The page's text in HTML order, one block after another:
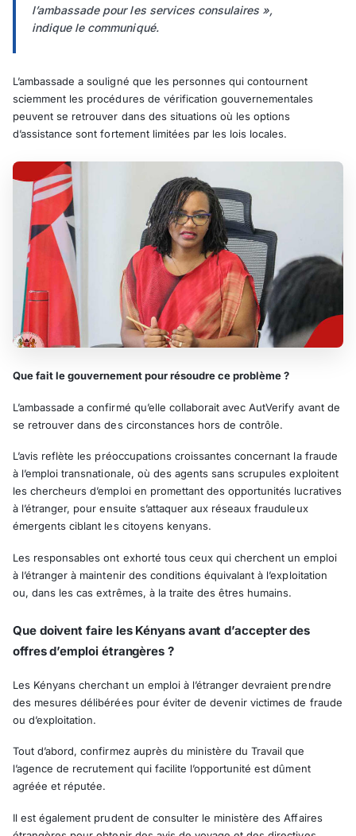
l’ambassade pour les services consulaires »,
indique le communiqué.
L’ambassade a souligné que les personnes qui contournent
sciemment les procédures de vérification gouvernementales
peuvent se retrouver dans des situations où les options
d’assistance sont fortement limitées par les lois locales.
Que fait le gouvernement pour résoudre ce problème ?
L’ambassade a confirmé qu’elle collaborait avec AutVerify avant de
se retrouver dans des circonstances hors de contrôle.
L’avis reflète les préoccupations croissantes concernant la fraude
à l’emploi transnationale, où des agents sans scrupules exploitent
les chercheurs d’emploi en promettant des opportunités lucratives
à l’étranger, pour ensuite s’attaquer aux réseaux frauduleux
émergents ciblant les citoyens kenyans.
Les responsables ont exhorté tous ceux qui cherchent un emploi
à l’étranger à maintenir des conditions équivalant à l’exploitation
ou, dans les cas extrêmes, à la traite des êtres humains.
Que doivent faire les Kényans avant d’accepter des
offres d’emploi étrangères ?
Les Kényans cherchant un emploi à l’étranger devraient prendre
des mesures délibérées pour éviter de devenir victimes de fraude
ou d’exploitation.
Tout d’abord, confirmez auprès du ministère du Travail que
l’agence de recrutement qui facilite l’opportunité est dûment
agréée et réputée.
Il est également prudent de consulter le ministère des Affaires